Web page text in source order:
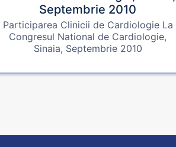
Septembrie 2010
Participarea Clinicii de Cardiologie La
Congresul National de Cardiologie,
Sinaia, Septembrie 2010